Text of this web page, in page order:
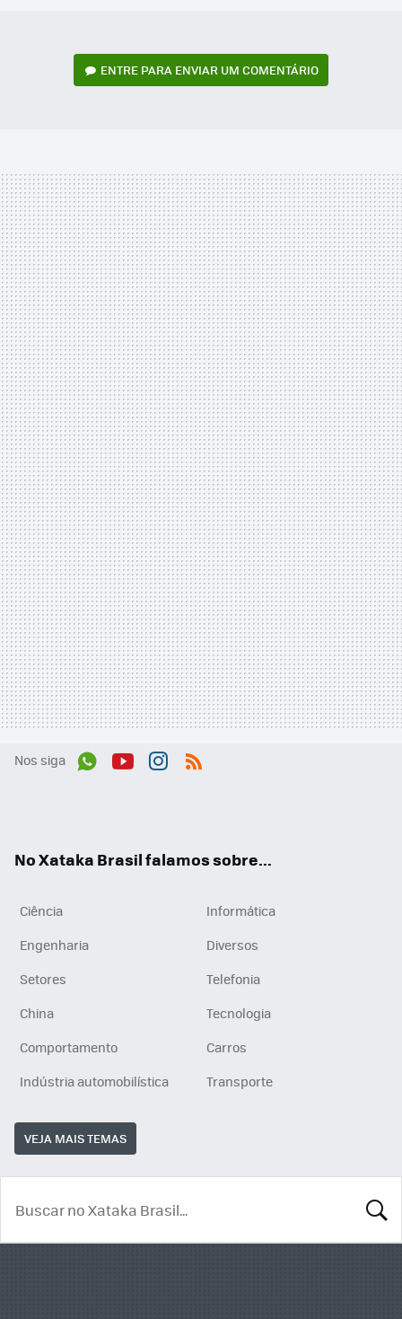
ENTRE PARA ENVIAR UM COMENTÁRIO
Nos siga
No Xataka Brasil falamos sobre...
Ciência
Informática
Engenharia
Diversos
Setores
Telefonia
China
Tecnologia
Comportamento
Carros
Indústria automobilística
Transporte
VEJA MAIS TEMAS